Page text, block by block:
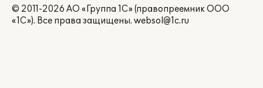
© 2011-2026 АО «Группа 1С» (правопреемник ООО
«1С»). Все права защищены. websol@1c.ru